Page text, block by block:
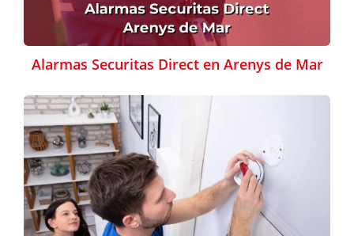
Alarmas Securitas Direct en Arenys de Mar